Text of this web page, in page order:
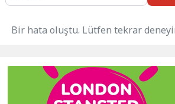
Bir hata oluştu. Lütfen tekrar